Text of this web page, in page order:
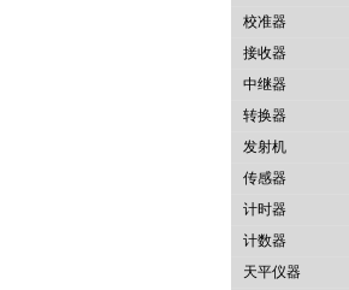
校准器
接收器
中继器
转换器
发射机
传感器
计时器
计数器
天平仪器